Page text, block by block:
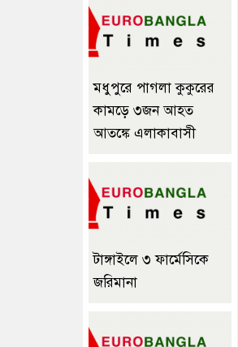
মধুপুরে পাগলা কুকুরের
কামড়ে ৩জন আহত
আতঙ্কে এলাকাবাসী
টাঙ্গাইলে ৩ ফার্মেসিকে
জরিমানা